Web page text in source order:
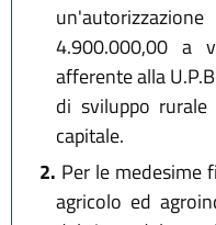
4.900.000,00 a
afferente alla
di sviluppo
capitale.
2. Per le medesime
agricolo ed